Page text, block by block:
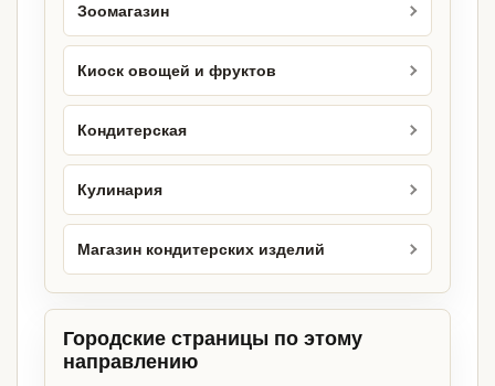
Зоомагазин
Киоск овощей и фруктов
Кондитерская
Кулинария
Магазин кондитерских изделий
Городские страницы по этому
направлению